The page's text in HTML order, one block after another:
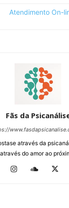
Fãs da
através da
através do amor ao